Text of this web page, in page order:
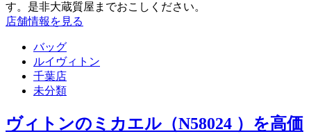
す。是非大蔵質屋までおこしください。
店舗情報を見る
バッグ
ルイヴィトン
千葉店
未分類
ヴィトンのミカエル（N58024 ）を高価